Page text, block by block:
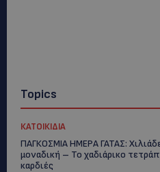
Topics
ΚΑΤΟΙΚΙΔΙΑ
ΠΑΓΚΟΣΜΙΑ ΗΜΕΡΑ ΓΑΤΑΣ:
μοναδική – Το χαδιάρικο
καρδιές